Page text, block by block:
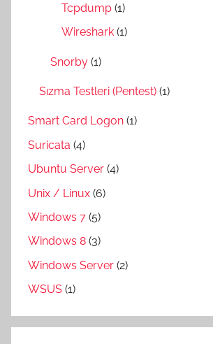
Tcpdump (1)
Wireshark (1)
Snorby (1)
Sızma Testleri (Pentest) (1)
Smart Card Logon (1)
Suricata (4)
Ubuntu Server (4)
Unix / Linux (6)
Windows 7 (5)
Windows 8 (3)
Windows Server (2)
WSUS (1)